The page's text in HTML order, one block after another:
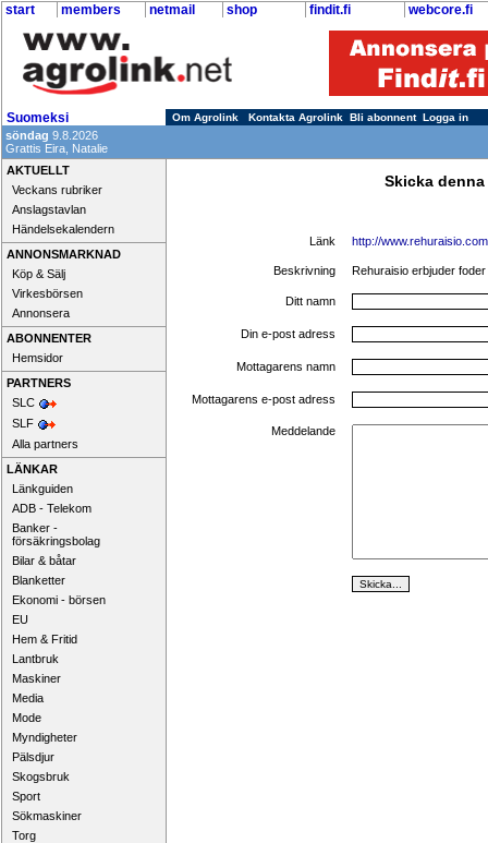
start members netmail shop findit.fi webcore.fi
Suomeksi Om Agrolink Kontakta Agrolink Bli abonnent Logga in
söndag 9.8.2026
Grattis Eira, Natalie
AKTUELLT
Veckans rubriker
Anslagstavlan
Händelsekalendern
ANNONSMARKNAD
Köp & Sälj
Virkesbörsen
Annonsera
ABONNENTER
Hemsidor
PARTNERS
SLC
SLF
Alla partners
LÄNKAR
Länkguiden
ADB - Telekom
Banker -
försäkringsbolag
Bilar & båtar
Blanketter
Ekonomi - börsen
EU
Hem & Fritid
Lantbruk
Maskiner
Media
Mode
Myndigheter
Pälsdjur
Skogsbruk
Sport
Sökmaskiner
Torg
Skicka
Länk http://www.rehuraisio.com
Beskrivning Rehuraisio erbjuder
Ditt namn
Din e-post adress
Mottagarens namn
Mottagarens e-post adress
Meddelande